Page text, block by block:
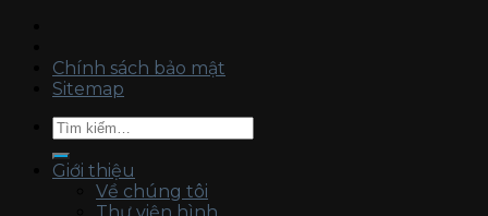
Chính sách bảo mật
Sitemap
Tìm
kiếm:
Giới thiệu
Về chúng tôi